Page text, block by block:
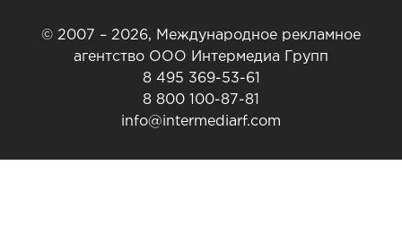
© 2007 – 2026, Международное рекламное
агентство ООО Интермедиа Групп
8 495 369-53-61
8 800 100-87-81
info@intermediarf.com